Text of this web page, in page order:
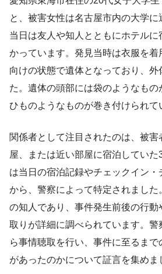
と、被害女性は名古屋市内の大学
当日は友人や知人とともにホテル
かっています。発見当時は衣服を着
向けの状態で遺体となっており、外
た。遺体の頭部には袋のようなも
ひものようなものが巻き付けられて
関係者として注目されたのは、被害
屋、または近い部屋に宿泊していた
は当日の宿泊記録やチェックイン
から、警察によって特定されました
の知人であり、事件発生前後の行動
取りが詳細に調べられています。
ら事情聴取を行い、事件に至るま
があったのかについて証言を集めま